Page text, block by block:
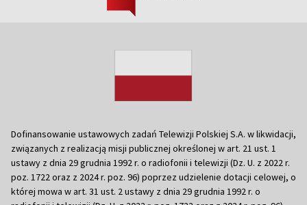
Dofinansowanie ustawowych zadań Telewizji Polskiej S.A. w likwidacji,
związanych z realizacją misji publicznej określonej w art. 21 ust. 1
ustawy z dnia 29 grudnia 1992 r. o radiofonii i telewizji (Dz. U. z 2022 r.
poz. 1722 oraz z 2024 r. poz. 96) poprzez udzielenie dotacji celowej, o
której mowa w art. 31 ust. 2 ustawy z dnia 29 grudnia 1992 r. o